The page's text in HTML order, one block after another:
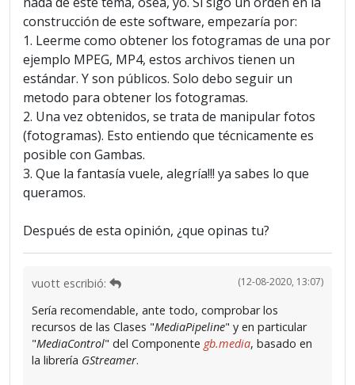
construcción de este software, empezaría por:
1. Leerme como obtener los fotogramas de una por
ejemplo MPEG, MP4, estos archivos tienen un
estándar. Y son públicos. Solo debo seguir un
metodo para obtener los fotogramas.
2. Una vez obtenidos, se trata de manipular fotos
(fotogramas). Esto entiendo que técnicamente es
posible con Gambas.
3. Que la fantasía vuele, alegría!!! ya sabes lo que
queramos.
Después de esta opinión, ¿que opinas tu?
(12-08-2020, 13:07)
vuott escribió:
Sería recomendable, ante todo, comprobar los
recursos de las Clases "MediaPipeline" y en particular
"MediaControl" del Componente gb.media, basado en
la librería GStreamer.